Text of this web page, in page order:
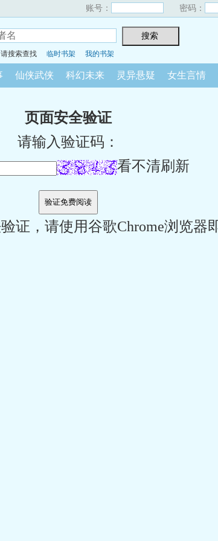
账号： 密码：
搜索查找 临时书架 我的书架
仙侠武侠 科幻未来 灵异悬疑 女生言情
页面安全验证
请输入验证码：
看不清刷新
证，请使用谷歌Chrome浏览器